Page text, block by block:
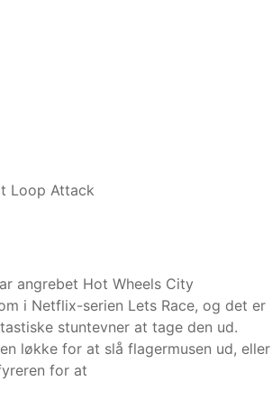
Loop Attack
angrebet Hot Wheels City
i Netflix-serien Lets Race, og det er
stuntevner at tage den ud.
løkke for at slå flagermusen ud, eller
for at